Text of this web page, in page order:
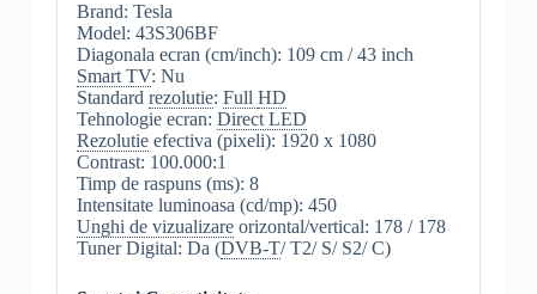
Brand: Tesla
Model: 43S306BF
Diagonala ecran (cm/inch): 109 cm / 43 inch
Smart TV: Nu
Standard rezolutie: Full HD
Tehnologie ecran: Direct LED
Rezolutieefectiva (pixeli): 1920 x 1080
Contrast: 100.000:1
Timp de raspuns (ms): 8
Intensitate luminoasa (cd/mp): 450
Unghi de vizualizareorizontal/vertical: 178 / 178
Tuner Digital: Da (DVB-T/ T2/ S/ S2/ C)